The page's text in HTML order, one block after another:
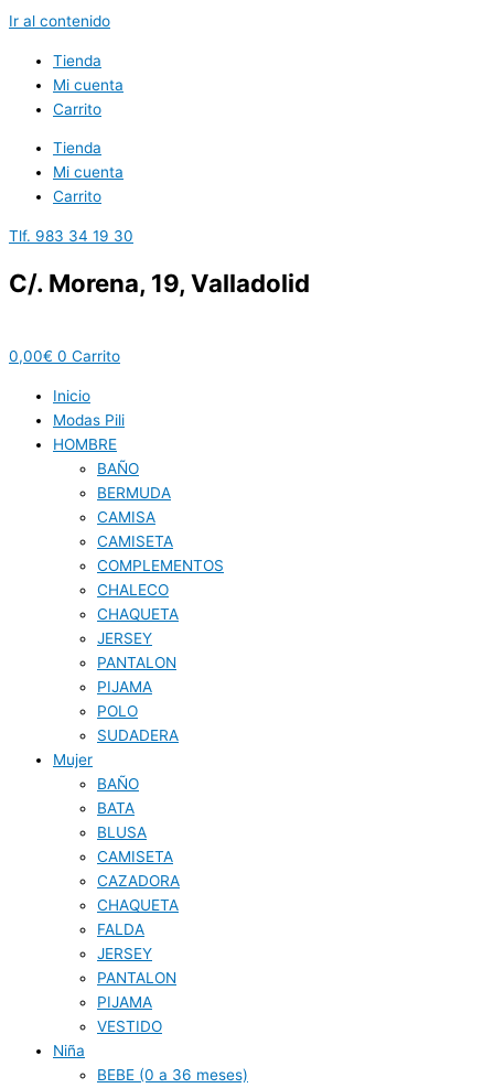
Ir al contenido
Tienda
Mi cuenta
Carrito
Tienda
Mi cuenta
Carrito
Tlf. 983 34 19 30
C/. Morena, 19, Valladolid
0,00€ 0 Carrito
Inicio
Modas Pili
HOMBRE
BAÑO
BERMUDA
CAMISA
CAMISETA
COMPLEMENTOS
CHALECO
CHAQUETA
JERSEY
PANTALON
PIJAMA
POLO
SUDADERA
Mujer
BAÑO
BATA
BLUSA
CAMISETA
CAZADORA
CHAQUETA
FALDA
JERSEY
PANTALON
PIJAMA
VESTIDO
Niña
BEBE (0 a 36 meses)